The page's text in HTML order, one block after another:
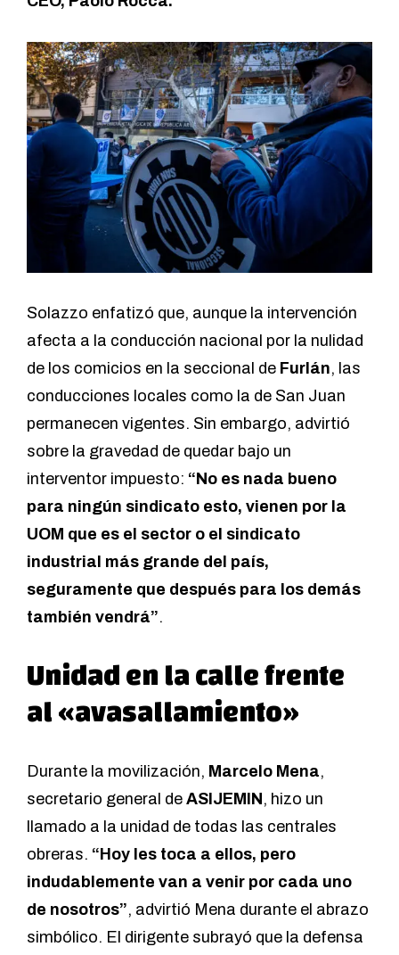
Solazzo enfatizó que, aunque la intervención
afecta a la conducción nacional por la nulidad
de los comicios en la seccional de Furlán, las
conducciones locales como la de San Juan
permanecen vigentes. Sin embargo, advirtió
sobre la gravedad de quedar bajo un
interventor impuesto: “No es nada bueno
para ningún sindicato esto, vienen por la
UOM que es el sector o el sindicato
industrial más grande del país,
seguramente que después para los demás
también vendrá”.
Unidad en la calle frente
al «avasallamiento»
Durante la movilización, Marcelo Mena,
secretario general de ASIJEMIN , hizo un
llamado a la unidad de todas las centrales
obreras. “Hoy les toca a ellos, pero
indudablemente van a venir por cada uno
de nosotros”, advirtió Mena durante el abrazo
simbólico. El dirigente subrayó que la defensa